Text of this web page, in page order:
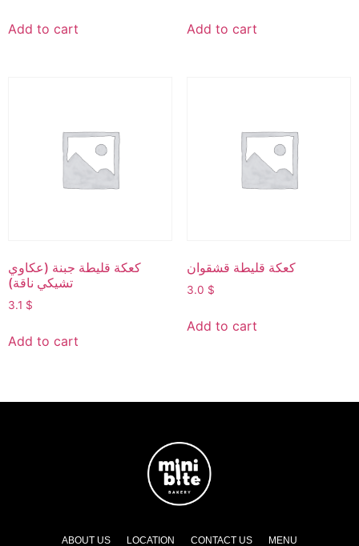
Add to cart Add to cart
كعكة قليطة جبنة (عكاوي
تشيكي ناقة)
3.1 $
Add to cart
كعكة قليطة قشقوان
3.0 $
Add to cart
ABOUT US LOCATION CONTACT US MENU